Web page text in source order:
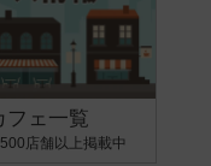
フェ一覧
店舗以上掲載中